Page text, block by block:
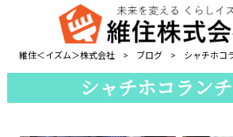
維住＜イズム＞株式会社 > ブログ > シャチホコ
シャチホコラン